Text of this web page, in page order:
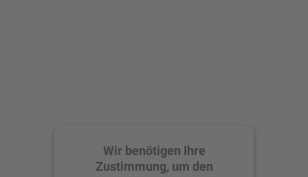
Wir benötigen Ihre
Zustimmung, um den